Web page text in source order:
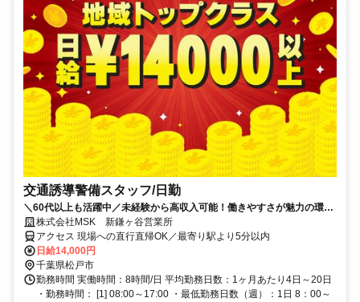
交通誘導警備スタッフ/日勤
＼60代以上も活躍中／未経験から高収入可能！働きやすさが魅力の環境
で警備員デビューをしませんか！【月収28万円可能！日払いもOK！】
勤務3日前迄シフト申請が可能です！週1日～・短期もOK！あなたのラ
イフスタイルに合わせてお仕事しませんか！未経験者大歓迎！年代幅広
く活躍しています。
株式会社MSK 新鎌ヶ谷営業所
アクセス 現場への直行直帰OK／最寄り駅より5分以内
日給14,000円
千葉県松戸市
勤務時間 実働時間：8時間/日 平均勤務日数：1ヶ月あたり4日～20日
・勤務時間： [1] 08:00～17:00 ・最低勤務日数（週）：1日 8：00～